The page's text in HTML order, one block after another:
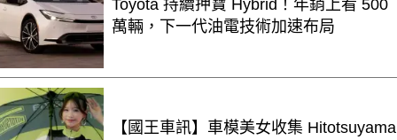
Toyota 持續押寶 Hybrid！年銷上看 500
萬輛，下一代油電技術加速布局
【國王車訊】車模美女收集 Hitotsuyama